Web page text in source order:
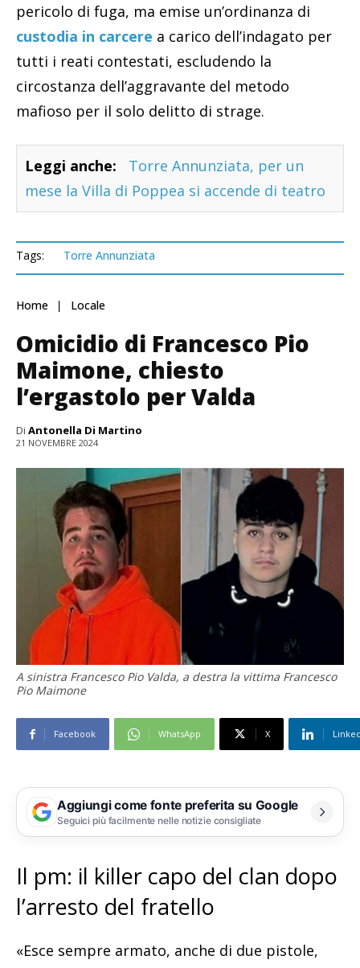
pericolo di fuga, ma emise un’ordinanza di
custodia in carcere a carico dell’indagato per
tutti i reati contestati, escludendo la
circostanza dell’aggravante del metodo
mafioso per il solo delitto di strage.
Leggi anche:
Torre Annunziata, per un
mese la Villa di Poppea si accende di teatro
Tags: Torre Annunziata
Home Locale
Omicidio di Francesco Pio
Maimone, chiesto
l’ergastolo per Valda
Di Antonella Di Martino
21 NOVEMBRE 2024
A sinistra Francesco Pio Valda, a destra la vittima Francesco
Pio Maimone
Facebook WhatsApp X
Aggiungi come fonte preferita su Google
Seguici più facilmente nelle notizie consigliate
Il pm: il killer capo del clan dopo
l’arresto del fratello
«Esce sempre armato, anche di due pistole,